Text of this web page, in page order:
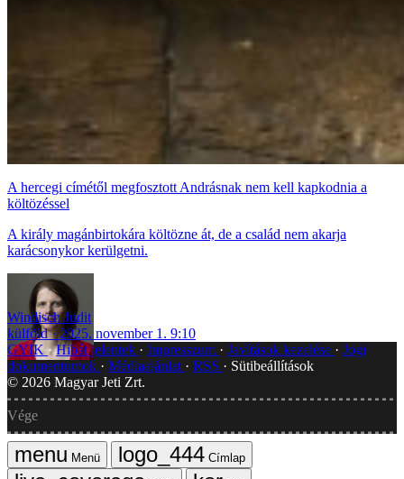
A hercegi címétől megfosztott Andrásnak nem kell kapkodnia a
költözéssel
A király magánbirtokára költözne át, de a család nem akarja
karácsonykor kerülgetni.
Windisch Judit
külföld
2025. november 1. 9:10
GYIK Hibát jelentek Impresszum Javítások kezelése
Jogi
dokumentumok
Médiaajánlat RSS
Sütibeállítások
© 2026 Magyar Jeti Zrt.
Vége
Menü
Címlap